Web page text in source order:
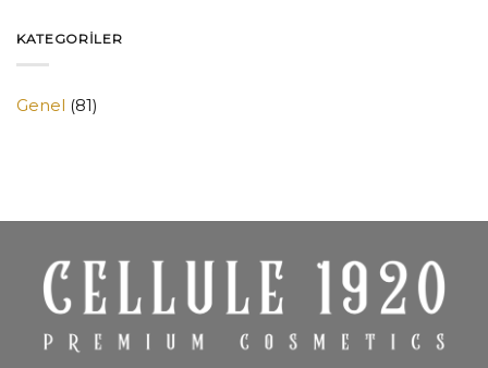
KATEGORILER
Genel (81)